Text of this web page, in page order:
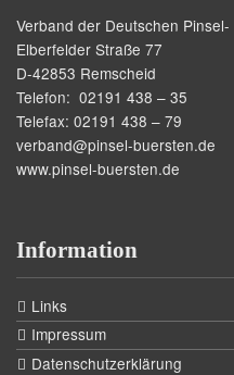
Verband der Deutschen
Elberfelder Straße 77
D-42853 Remscheid
Telefon: 02191 438 – 35
Telefax: 02191 438 – 79
verband@pinsel-buersten.de
www.pinsel-buersten.de
Information
Links
Impressum
Datenschutzerklärung